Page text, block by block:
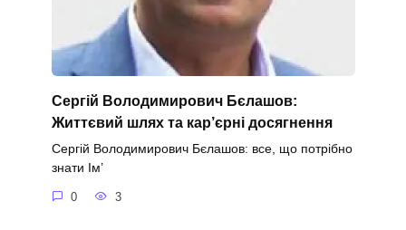
Сергій Володимирович Бєлашов:
Життєвий шлях та кар’єрні досягнення
Сергій Володимирович Бєлашов: все, що потрібно
знати Ім’
0 3